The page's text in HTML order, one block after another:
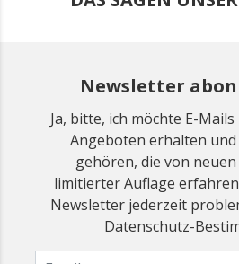
Newsletter
Ja, bitte, ich möchte E-
Angeboten erhalten und
gehören, die von
limitierter Auflage
Newsletter jederzeit
Datenschutz-